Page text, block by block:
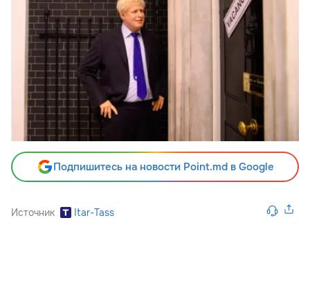
Подпишитесь на новости Point.md в Google
Источник Itar-Tass